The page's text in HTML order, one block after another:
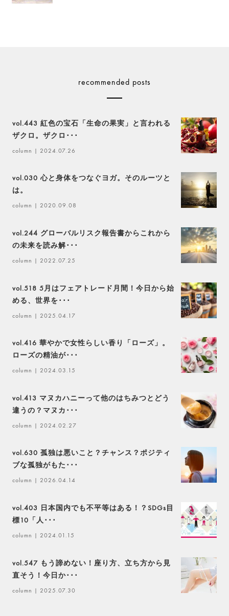
recommended posts
vol.443 紅色の宝石「生命の果実」と言われる
ザクロ。ザクロ･･･
column | 2024.07.26
vol.030 心と身体をつなぐヨガ。そのルーツと
は。
column | 2020.09.08
vol.244 グローバルリスク報告書からこれから
の未来を読み解･･･
column | 2022.07.25
vol.518 5月はフェアトレード月間！今日から始
める、世界を･･･
column | 2025.04.17
vol.416 華やかで女性らしい香り「ローズ」。
ローズの精油が･･･
column | 2024.03.15
vol.413 マヌカハニーって他のはちみつとどう
違うの？マヌカ･･･
column | 2024.02.27
vol.630 孤独は悪いこと？チャンス？ポジティ
ブな孤独がもた･･･
column | 2026.04.14
vol.403 日本国内でも不平等はある！？SDGs目
標10「人･･･
column | 2024.01.15
vol.547 もう諦めない！座り方、立ち方から見
直そう！今日か･･･
column | 2025.07.30